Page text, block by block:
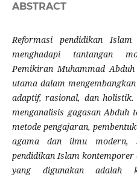
ABSTRACT
Reformasi pendidikan
menghadapi tantangan
Pemikiran Muhammad
utama dalam
adaptif, rasional, dan
menganalisis gagasan
metode pengajaran,
agama dan ilmu modern,
pendidikan Islam kontemporer
yang digunakan adalah